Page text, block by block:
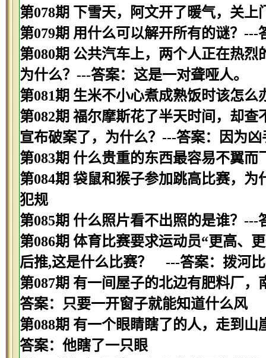
第078期 下雪天，阿文开了暖气，关
第079期 用什么可以解开所有的谜？---
第080期 公共汽车上，两个人正在热
为什么？---答案：这是一对聋哑人。
第081期 生米不小心煮成熟饭时该怎么
第082期 福尔摩斯花了半天时间，却
宣布破案了，为什么？---答案：因为凶
第083期 什么贵重的东西最容易不翼而
第084期 袋鼠和猴子参加跳高比赛，
犯规
第085期 什么照片看不出照的是谁？---
第086期 体育比赛要求运动员“更高、
后推,这是什么比赛？ ---答案：拨河
第087期 有一间屋子的北边有肥料厂
答案：只要一开窗子就能知道什么风
第088期 有一个眼睛瞎了的人，走到
答案：他瞎了一只眼